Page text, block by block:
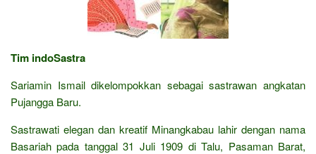
Tim indoSastra
Sariamin Ismail dikelompokkan sebagai sastrawan angkatan
Pujangga Baru.
Sastrawati elegan dan kreatif Minangkabau lahir dengan nama
Basariah pada tanggal 31 Juli 1909 di Talu, Pasaman Barat,